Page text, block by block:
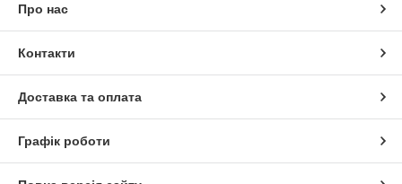
Про нас
Контакти
Доставка та оплата
Графік роботи